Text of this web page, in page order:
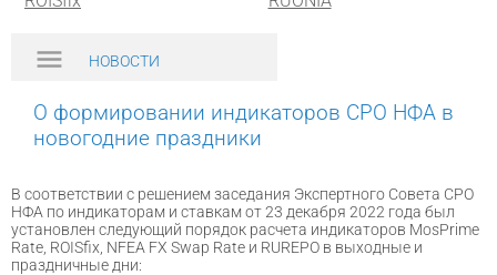
НОВОСТИ
О формировании индикаторов СРО НФА в
новогодние праздники
В соответствии с решением заседания Экспертного Совета СРО
НФА по индикаторам и ставкам от 23 декабря 2022 года был
установлен следующий порядок расчета индикаторов MosPrime
Rate, ROISfix, NFEA FX Swap Rate и RUREPO в выходные и
праздничные дни: